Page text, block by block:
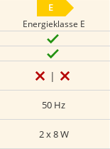
E
Energieklasse E
50 Hz
2 x 8 W